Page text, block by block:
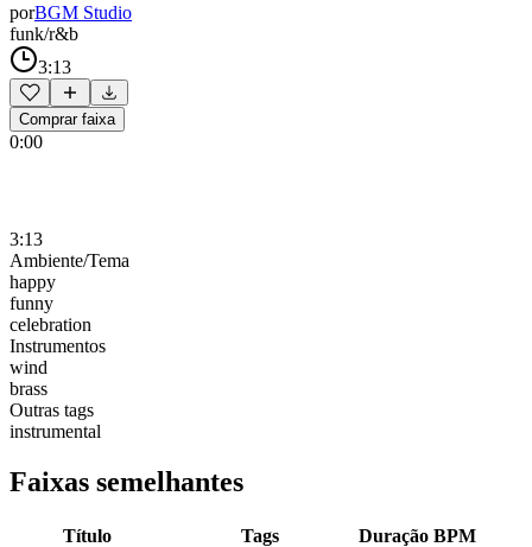
porBGM Studio
funk/r&b
3:13
Comprar faixa
0:00
3:13
Ambiente/Tema
happy
funny
celebration
Instrumentos
wind
brass
Outras tags
instrumental
Faixas semelhantes
Título Tags Duração BPM